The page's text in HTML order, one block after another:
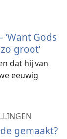
Gods
groot’
dat hij van
eeuwig
gemaakt?